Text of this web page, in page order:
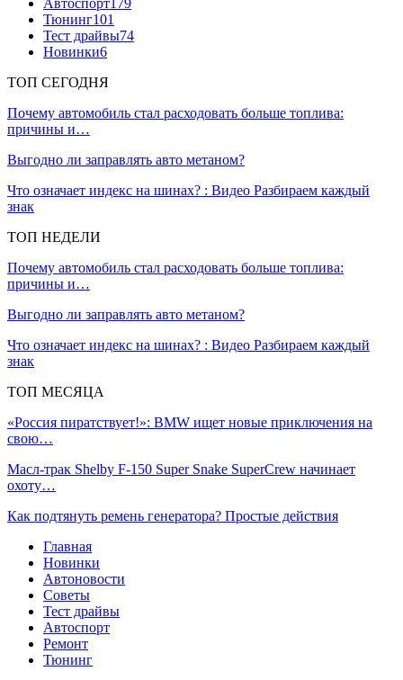
Тюнинг101
Тест драйвы74
Новинки6
ТОП СЕГОДНЯ
Почему автомобиль стал расходовать больше топлива:
причины и…
Выгодно ли заправлять авто метаном?
Что означает индекс на шинах? : Видео Разбираем каждый
знак
ТОП НЕДЕЛИ
Почему автомобиль стал расходовать больше топлива:
причины и…
Выгодно ли заправлять авто метаном?
Что означает индекс на шинах? : Видео Разбираем каждый
знак
ТОП МЕСЯЦА
«Россия пиратствует!»: BMW ищет новые приключения на
свою…
Масл-трак Shelby F-150 Super Snake SuperCrew начинает
охоту…
Как подтянуть ремень генератора? Простые действия
Главная
Новинки
Автоновости
Советы
Тест драйвы
Автоспорт
Ремонт
Тюнинг